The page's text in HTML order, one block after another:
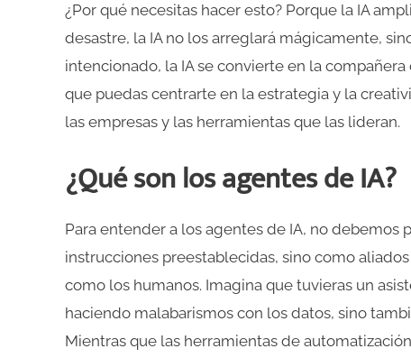
¿Por qué necesitas hacer esto? Porque la IA
desastre, la IA no los arreglará mágicamente,
intencionado, la IA se convierte en la
que puedas centrarte en la estrategia y la
las empresas y las herramientas que las lideran.
¿Qué son los agentes de IA?
Para entender a los agentes de IA, no debemos
instrucciones preestablecidas, sino como
como los humanos. Imagina que tuvieras un
haciendo malabarismos con los datos, sino
Mientras que las herramientas de